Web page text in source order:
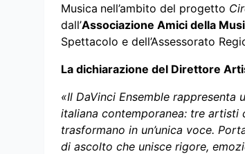
Musica nell’ambito del progetto
dall’Associazione Amici della
Spettacolo e dell’Assessorato
La dichiarazione del Direttore
«Il DaVinci Ensemble rappresenta
italiana contemporanea: tre artisti
trasformano in un’unica voce.
di ascolto che unisce rigore,